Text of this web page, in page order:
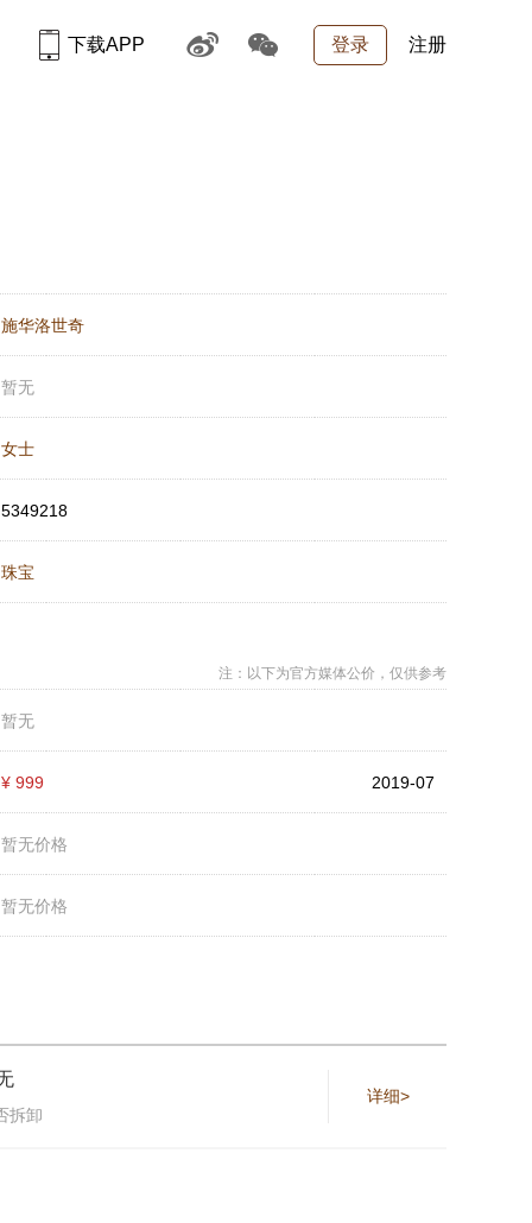
登录 注册
下载APP
施华洛世奇
暂无
女士
5349218
珠宝
注：以下为官方媒体公价，仅供参考
暂无
¥ 999 2019-07
暂无价格
暂无价格
拆卸
详细>